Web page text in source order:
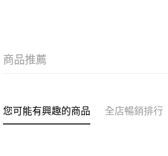
商品推薦
您可能有興趣的商品 全店暢銷排行